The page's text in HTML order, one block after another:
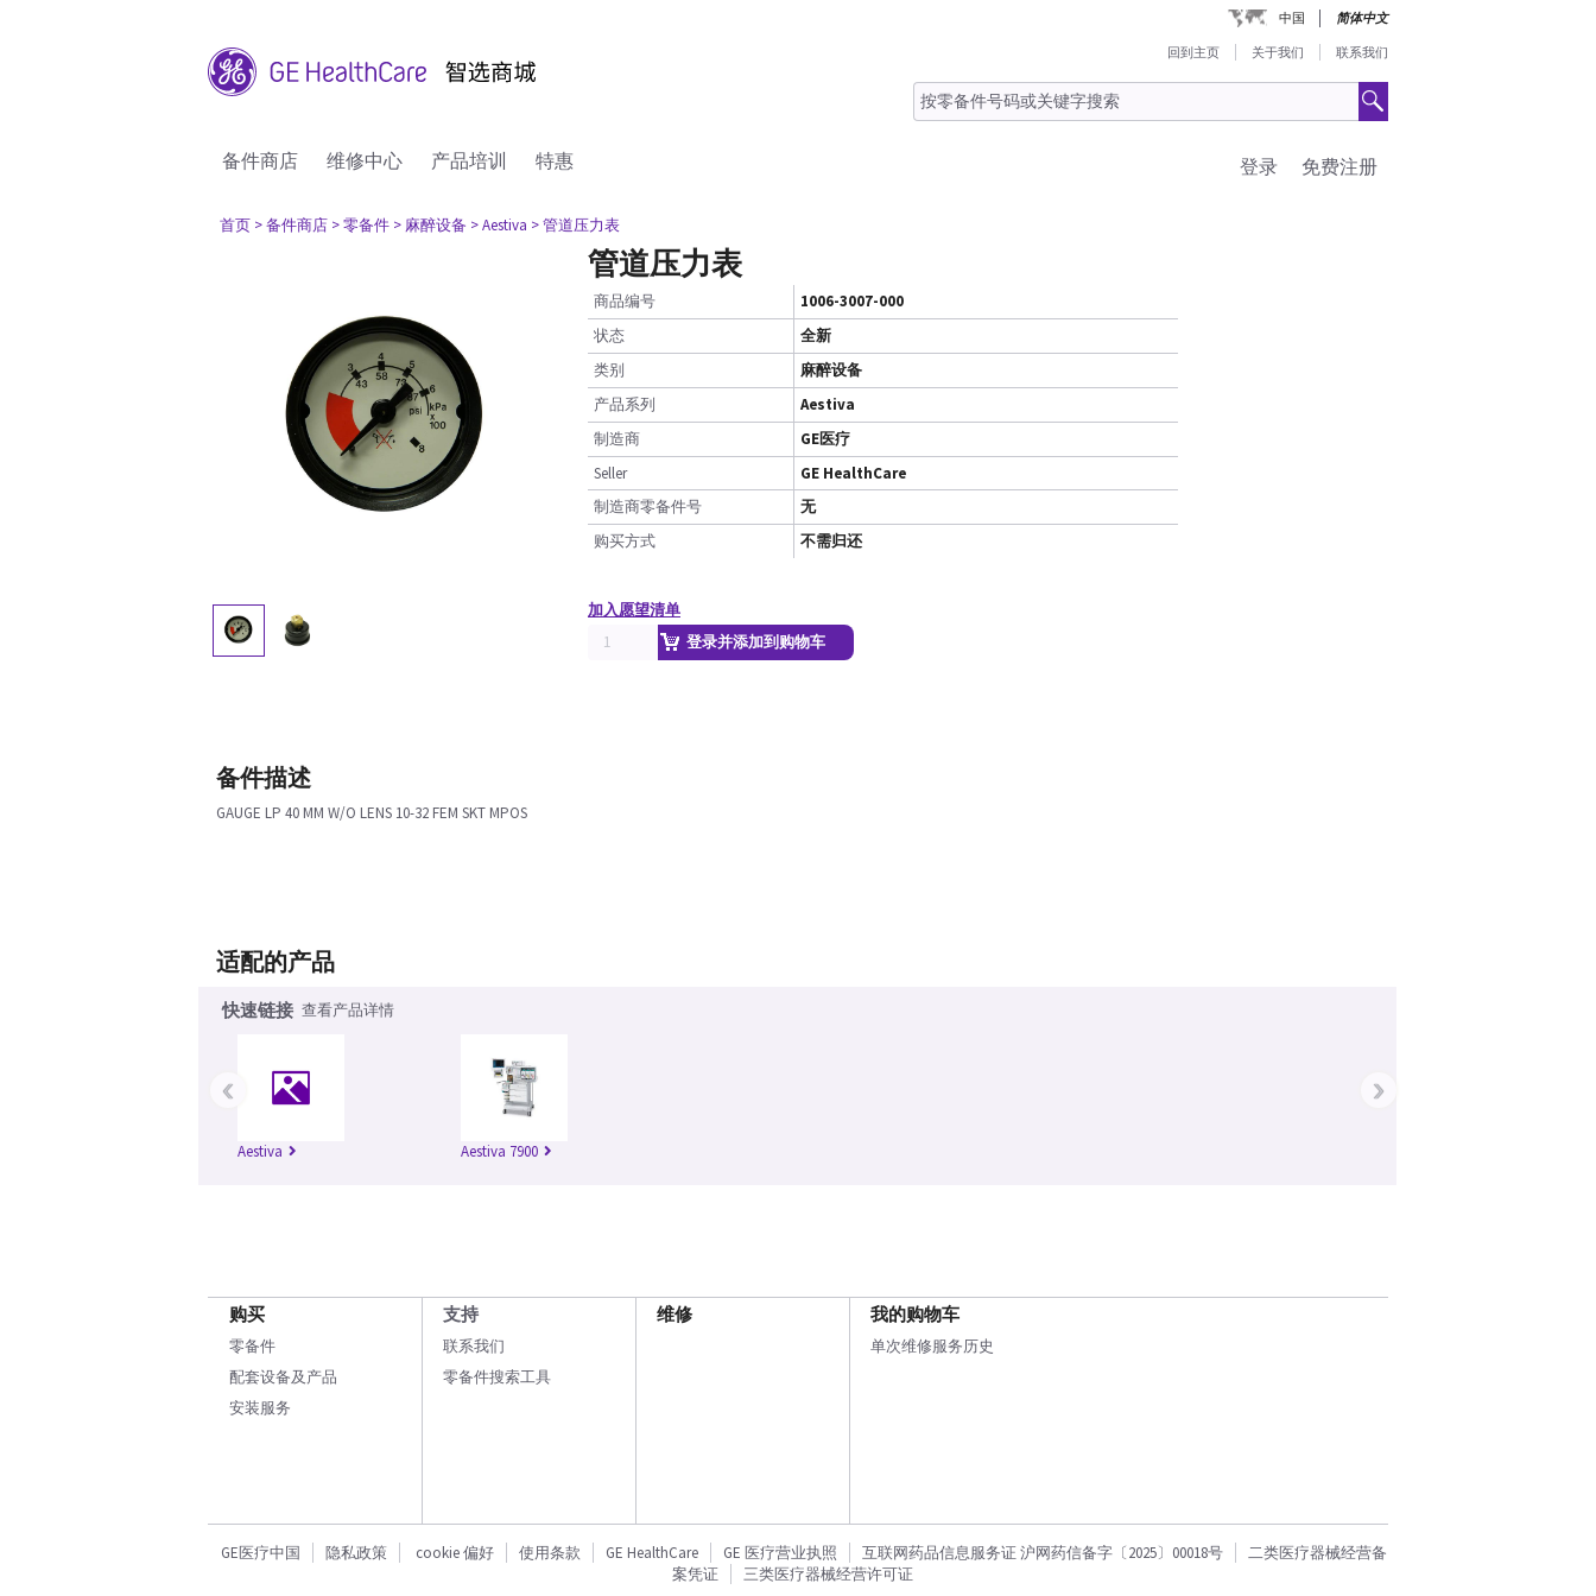
中国 简体中文
回到主页 关于我们 联系我们
备件商店 维修中心 产品培训 特惠 免费注册
登录
首页 > 备件商店 > 零备件 > 麻醉设备 > Aestiva > 管道压力表
管道压力表
商品编号
1006-3007-000
状态
全新
类别
麻醉设备
产品系列
Aestiva
制造商
GE医疗
Seller
GE HealthCare
制造商零备件号
无
购买方式
不需归还
加入愿望清单
登录并添加到购物车
备件描述
GAUGE LP 40 MM W/O LENS 10-32 FEM SKT MPOS
适配的产品
快速链接 查看产品详情
Aestiva Aestiva 7900
‹ ›
购买
零备件
配套设备及产品
安装服务
支持
联系我们
零备件搜索工具
维修 我的购物车
单次维修服务历史
GE医疗中国 隐私政策 cookie 偏好 使用条款 GE HealthCare GE 医疗营业执照 互联网药品信息服务证 沪网药信备字〔2025〕00018号
二类医疗器械经营备
案凭证
三类医疗器械经营许可证